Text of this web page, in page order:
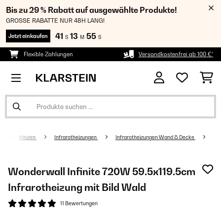
Bis zu 29 % Rabatt auf ausgewählte Produkte!
GROSSE RABATTE NUR 48H LANG!
Jetzt einkaufen 41 S 13 M 54 S
Flexible Zahlungen Versandkostenfrei ab 100 €*
Heizen Infrarotheizungen Infrarotheizungen Wand & Decke
Wonderwall Infinite 720W 59.5x119.5cm
Infrarotheizung mit Bild Wald
11 Bewertungen